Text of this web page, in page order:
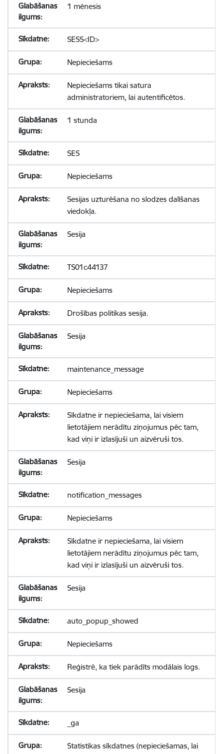
1 mēnesis
SESS<ID>
Nepieciešams
Nepieciešams tikai satura
administratoriem, lai autentificētos.
1 stunda
SES
Nepieciešams
Sesijas uzturēšana no slodzes dalīšanas
viedokļa.
Sesija
TS01c44137
Nepieciešams
Drošības politikas sesija.
Sesija
maintenance_message
Nepieciešams
Sīkdatne ir nepieciešama, lai visiem
lietotājiem nerādītu ziņojumus pēc tam,
kad viņi ir izlasījuši un aizvēruši tos.
Sesija
notification_messages
Nepieciešams
Sīkdatne ir nepieciešama, lai visiem
lietotājiem nerādītu ziņojumus pēc tam,
kad viņi ir izlasījuši un aizvēruši tos.
Sesija
auto_popup_showed
Nepieciešams
Reģistrē, ka tiek parādīts modālais logs.
Sesija
_ga
Statistikas sīkdatnes (nepieciešamas, lai